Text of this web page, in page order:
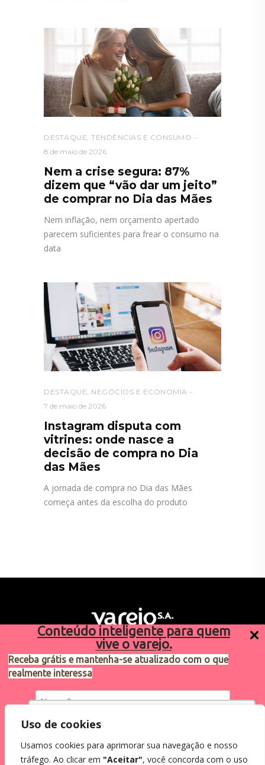
Conteúdo inteligente para quem
vive o varejo.
Receba grátis e mantenha-se atualizado com o que
realmente interessa
Eu concordo em receber comunicações.
Utilizamos cookies para oferecer melhor
como você interage em nosso site e
personalizar conteúdo.
Uso de cookies
Usamos cookies para aprimorar sua navegação e nosso
tráfego. Ao clicar em "Aceitar", você concorda com o uso
DESTAQUE TENDÊNCIAS E CONSUMO
8 de maio de 2026
Nem a crise segura: 87%
dizem que “vão dar um jeito”
de comprar no Dia das Mães
Nem inflação, nem orçamento apertado
parecem suficientes para frear o consumo na
data
DESTAQUE NEGÓCIOS E ECONOMIA
7 de maio de 2026
Instagram disputa com
vitrines: onde nasce a
decisão de compra no Dia
das Mães
A jornada de compra no Dia das Mães
começa antes da escolha do produto
Sugestões de pauta
varejosa@cndl.org.br